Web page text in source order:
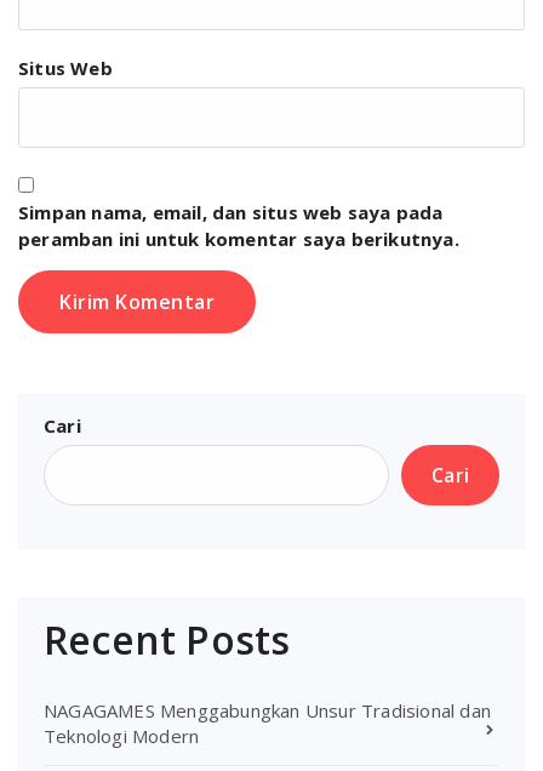
Situs Web
Simpan nama, email, dan situs web saya pada
peramban ini untuk komentar saya berikutnya.
Cari
Cari
Recent Posts
NAGAGAMES Menggabungkan Unsur Tradisional dan
Teknologi Modern